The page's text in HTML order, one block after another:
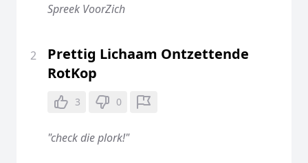
Spreek VoorZich
2
Prettig Lichaam Ontzettende
RotKop
3 0
"check die plork!"